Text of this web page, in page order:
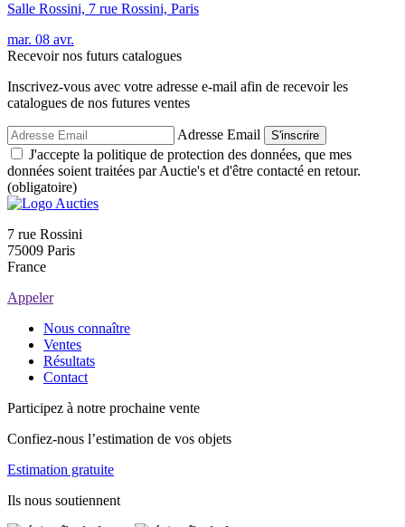
Salle Rossini, 7 rue Rossini, Paris
mar. 08 avr.
Recevoir nos futurs catalogues
Inscrivez-vous avec votre adresse e-mail afin de recevoir les
catalogues de nos futures ventes
Adresse Email S'inscrire
J'accepte la politique de protection des données, que mes
données soient traitées par Auctie's et d'être contacté en retour.
(obligatoire)
7 rue Rossini
75009 Paris
France
Appeler
Nous connaître
Ventes
Résultats
Contact
Participez à notre prochaine vente
Confiez-nous l’estimation de vos objets
Estimation gratuite
Ils nous soutiennent